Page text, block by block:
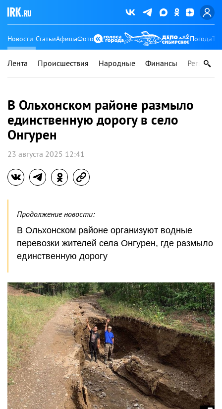
Новости СтатьиАфишаФото Погода
Лента Происшествия Народные Финансы Регионы
В Ольхонском районе размыло
единственную дорогу в село
Онгурен
23 августа 2025 12:41
Продолжение новости:
В Ольхонском районе организуют водные
перевозки жителей села Онгурен, где размыло
единственную дорогу